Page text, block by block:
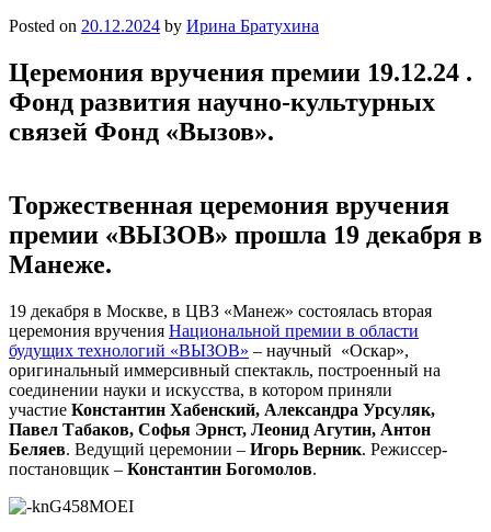
Posted on 20.12.2024 by Ирина Братухина
Церемония вручения премии 19.12.24 .
Фонд развития научно-культурных
связей Фонд «Вызов».
Торжественная церемония вручения
премии «ВЫЗОВ» прошла 19 декабря в
Манеже.
19 декабря в Москве, в ЦВЗ «Манеж» состоялась вторая
церемония вручения Национальной премии в области
будущих технологий «ВЫЗОВ» – научный «Оскар»,
оригинальный иммерсивный спектакль, построенный на
соединении науки и искусства, в котором приняли
участие Константин Хабенский, Александра Урсуляк,
Павел Табаков, Софья Эрнст, Леонид Агутин, Антон
Беляев. Ведущий церемонии – Игорь Верник. Режиссер-
постановщик – Константин Богомолов.